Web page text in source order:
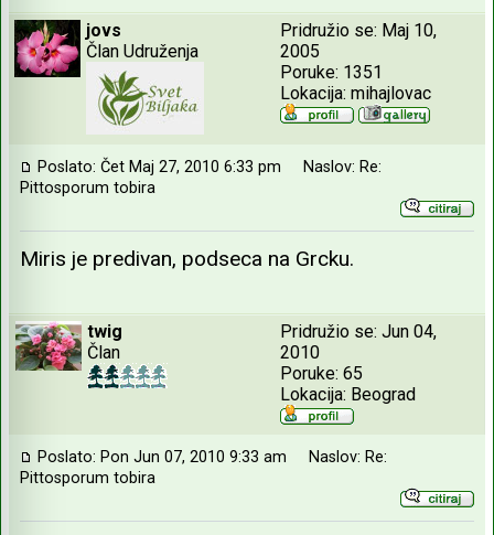
jovs
Član Udruženja
Pridružio se: Maj 10,
2005
Poruke: 1351
Lokacija: mihajlovac
Poslato: Čet Maj 27, 2010 6:33 pm
Naslov: Re:
Pittosporum tobira
Miris je predivan, podseca na Grcku.
twig
Član
Pridružio se: Jun 04,
2010
Poruke: 65
Lokacija: Beograd
Poslato: Pon Jun 07, 2010 9:33 am
Naslov: Re:
Pittosporum tobira